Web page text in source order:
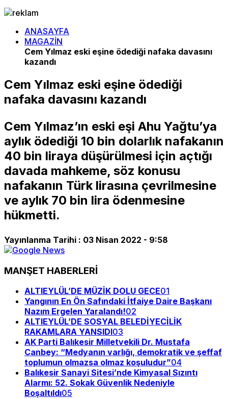
ANASAYFA
MAGAZİN
Cem Yılmaz eski eşine ödediği nafaka davasını
kazandı
Cem Yılmaz eski eşine ödediği
nafaka davasını kazandı
Cem Yılmaz’ın eski eşi Ahu Yağtu’ya
aylık ödediği 10 bin dolarlık nafakanın
40 bin liraya düşürülmesi için açtığı
davada mahkeme, söz konusu
nafakanın Türk lirasına çevrilmesine
ve aylık 70 bin lira ödenmesine
hükmetti.
Yayınlanma Tarihi : 03 Nisan 2022 - 9:58
MANŞET HABERLERİ
ALTIEYLÜL’DE MÜZİK DOLU GECE01
Yangının En Ön Safındaki İtfaiye Daire Başkanı
Nazım Ergelen Yaralandı!02
ALTIEYLÜL’DE SOSYAL BELEDİYECİLİK
RAKAMLARA YANSIDI03
AK Parti Balıkesir Milletvekili Dr. Mustafa
Canbey: “Medyanın varlığı, demokratik ve şeffaf
toplumun olmazsa olmaz koşuludur”04
Balıkesir Sanayi Sitesi’nde Kimyasal Sızıntı
Alarmı: 52. Sokak Güvenlik Nedeniyle
Boşaltıldı05